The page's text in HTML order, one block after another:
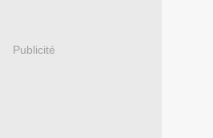
Publicité